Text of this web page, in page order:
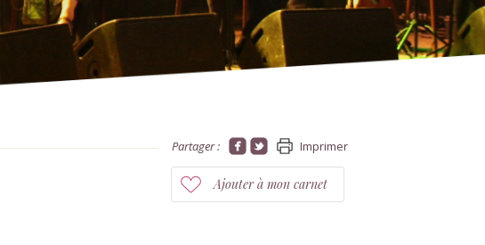
Partager : Imprimer
Ajouter à mon carnet